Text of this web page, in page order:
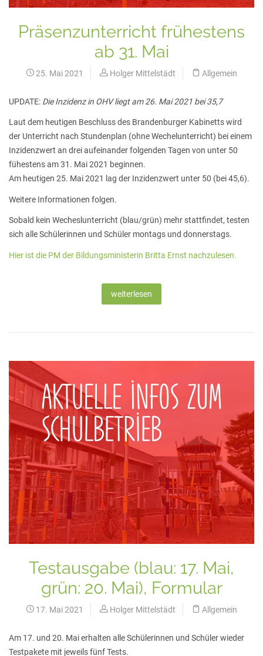
Präsenzunterricht frühestens
ab 31. Mai
25. Mai 2021 Holger Mittelstädt Allgemein
UPDATE: Die Inzidenz in OHV liegt am 26. Mai 2021 bei 35,7
Laut dem heutigen Beschluss des Brandenburger Kabinetts wird
der Unterricht nach Stundenplan (ohne Wechelunterricht) bei einem
Inzidenzwert an drei aufeinander folgenden Tagen von unter 50
fühestens am 31. Mai 2021 beginnen.
Am heutigen 25. Mai 2021 lag der Inzidenzwert unter 50 (bei 45,6).
Weitere Informationen folgen.
Sobald kein Wecheslunterricht (blau/grün) mehr stattfindet, testen
sich alle Schülerinnen und Schüler montags und donnerstags.
Hier ist die PM der Bildungsministerin Britta Ernst nachzulesen.
weiterlesen
Testausgabe (blau: 17. Mai,
grün: 20. Mai), Formular
17. Mai 2021 Holger Mittelstädt Allgemein
Am 17. und 20. Mai erhalten alle Schülerinnen und Schüler wieder
Testpakete mit jeweils fünf Tests.